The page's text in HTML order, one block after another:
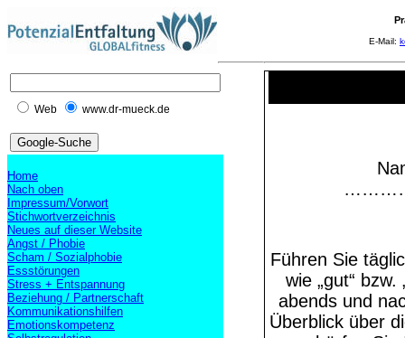
E-Mail:
Web www.dr-mueck.de
Home
Nach oben
Impressum/Vorwort
Stichwortverzeichnis
Neues auf dieser Website
Angst / Phobie
Scham / Sozialphobie
Essstörungen
Stress + Entspannung
Beziehung / Partnerschaft
Kommunikationshilfen
Emotionskompetenz
Führen Sie
wie „gut“
abends und
Überblick über